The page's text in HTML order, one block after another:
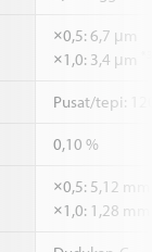
×0,5: 6,7 μm
×1,0: 3,4 μm
Pusat/tepi:
0,10 %
×0,5: 5,12 mm
×1,0: 1,28